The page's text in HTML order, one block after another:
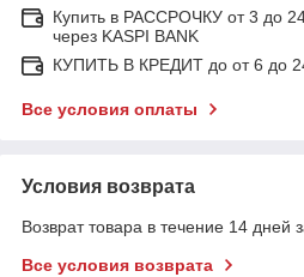
Купить в РАССРОЧКУ от 3 до
через KASPI BANK
КУПИТЬ В КРЕДИТ до от 6 до
Все условия оплаты
Условия возврата
Возврат товара в течение 14 дней
Все условия возврата